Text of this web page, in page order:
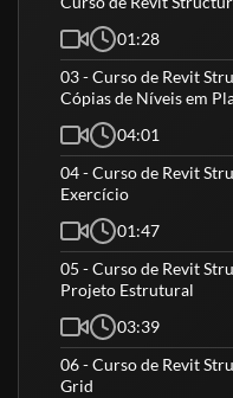
01:28
03 - Curso de Revit
Cópias de Níveis em
04:01
04 - Curso de Revit
Exercício
01:47
05 - Curso de Revit
Projeto Estrutural
03:39
06 - Curso de Revit
Grid